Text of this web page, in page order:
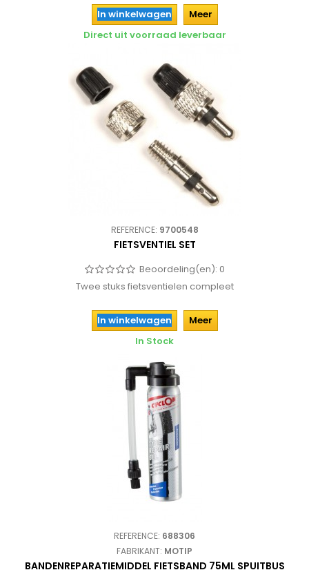
In winkelwagen
Meer
Direct uit voorraad leverbaar
REFERENCE: 9700548
FIETSVENTIEL SET
Beoordeling(en): 0
Twee stuks fietsventielen compleet
In winkelwagen
Meer
In Stock
REFERENCE: 688306
FABRIKANT: MOTIP
BANDENREPARATIEMIDDEL FIETSBAND 75ML SPUITBUS